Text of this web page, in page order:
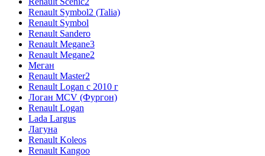
Renault Symbol2 (Talia)
Renault Symbol
Renault Sandero
Renault Megane3
Renault Megane2
Меган
Renault Master2
Renault Logan c 2010 г
Логан МСV (Фургон)
Renault Logan
Lada Largus
Лагуна
Renault Koleos
Renault Kangoo